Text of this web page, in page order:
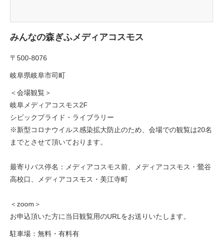
みんなの森ぎふメディアコスモス
〒500-8076
岐阜県岐阜市司町
＜会場観覧＞
岐阜メディアコスモス2F
シビックプライド・ライブラリー
※新型コロナウイルス感染拡大防止のため、会場での観覧は20名
までとさせて頂いております。
最寄りバス停名：メディアコスモス前、メディアコスモス・鶯谷
高校口、メディアコスモス・美江寺町
＜zoom＞
お申込頂いた方に当日観覧用のURLをお送りいたします。
駐車場：無料・有料有